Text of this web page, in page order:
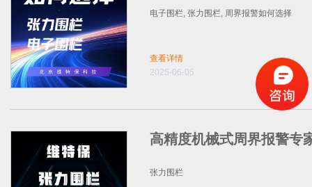
电子围栏, 张力围栏, 周界报警如何选择
查看详情
2025-06-05
高精度机械式周界报警专
张力围栏